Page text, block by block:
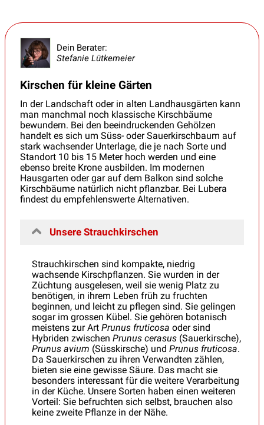
Dein Berater:
Stefanie Lütkemeier
Kirschen für kleine Gärten
In der Landschaft oder in alten Landhausgärten kann
man manchmal noch klassische Kirschbäume
bewundern. Bei den beeindruckenden Gehölzen
handelt es sich um Süss- oder Sauerkirschbaum auf
stark wachsender Unterlage, die je nach Sorte und
Standort 10 bis 15 Meter hoch werden und eine
ebenso breite Krone ausbilden. Im modernen
Hausgarten oder gar auf dem Balkon sind solche
Kirschbäume natürlich nicht pflanzbar. Bei Lubera
findest du empfehlenswerte Alternativen.
Unsere Strauchkirschen
Strauchkirschen sind kompakte, niedrig
wachsende Kirschpflanzen. Sie wurden in der
Züchtung ausgelesen, weil sie wenig Platz zu
benötigen, in ihrem Leben früh zu fruchten
beginnen, und leicht zu pflegen sind. Sie gelingen
sogar im grossen Kübel. Sie gehören botanisch
meistens zur Art Prunus fruticosa oder sind
Hybriden zwischen Prunus cerasus (Sauerkirsche),
Prunus avium (Süsskirsche) und Prunus fruticosa.
Da Sauerkirschen zu ihren Verwandten zählen,
bieten sie eine gewisse Säure. Das macht sie
besonders interessant für die weitere Verarbeitung
in der Küche. Unsere Sorten haben einen weiteren
Vorteil: Sie befruchten sich selbst, brauchen also
keine zweite Pflanze in der Nähe.